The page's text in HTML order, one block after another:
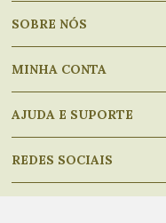
SOBRE NÓS
MINHA CONTA
AJUDA E SUPORTE
REDES SOCIAIS